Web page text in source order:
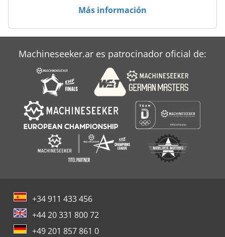
Más información
Machineseeker.ar es patrocinador oficial de:
+34 911 433 456
+44 20 331 800 72
+49 201 857 861 0